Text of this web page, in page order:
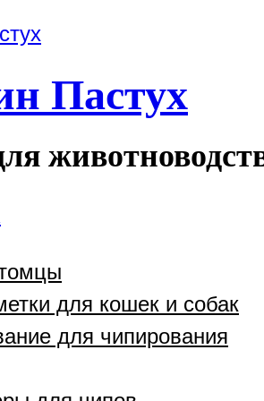
Пастух
для кошек и собак
для чипирования